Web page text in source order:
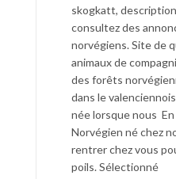
skogkatt,
consultez des
norvégiens. Site de
animaux de
des forêts
dans le
née lorsque nous En
Norvégien né chez
rentrer chez vous
poils. Sélectionné